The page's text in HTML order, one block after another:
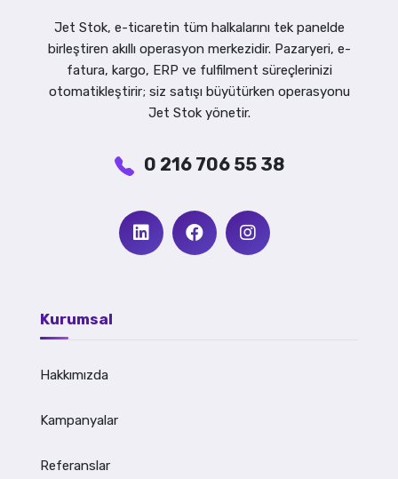
Jet Stok, e-ticaretin tüm halkalarını tek panelde
birleştiren akıllı operasyon merkezidir. Pazaryeri, e-
fatura, kargo, ERP ve fulfilment süreçlerinizi
otomatikleştirir; siz satışı büyütürken operasyonu
Jet Stok yönetir.
0 216 706 55 38
Kurumsal
Hakkımızda
Kampanyalar
Referanslar